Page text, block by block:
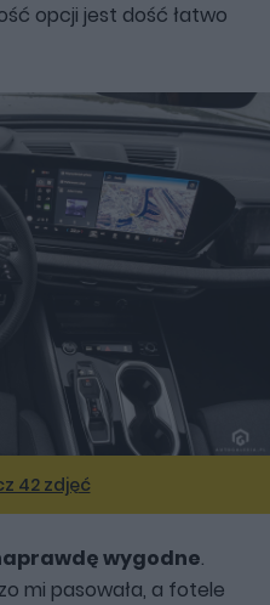
opcji jest dość łatwo
42 zdjęć
wygodne.
mi pasowała, a fotele